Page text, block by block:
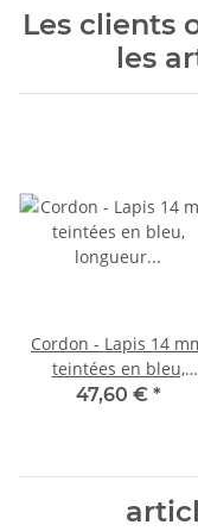
Les clients
les
Cordon - Lapis 14
teintées en bleu,
longueur 39,5 cm /
47,60 € *